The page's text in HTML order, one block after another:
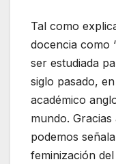
Tal como
docencia como
ser estudiada
siglo pasado,
académico
mundo.
podemos
feminización